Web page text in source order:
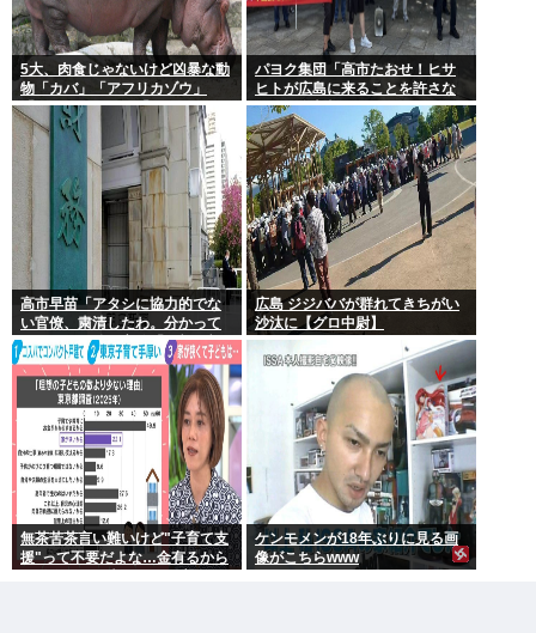
5大、肉食じゃないけど凶暴な動
物「カバ」「アフリカゾウ」
「バッファロー」「コーカサス
オオカブト」
パヨク集団「高市たおせ！ヒサ
ヒトが広島に来ることを許さな
い！天皇制打倒！」
高市早苗「アタシに協力的でな
い官僚、粛清したわ。分かって
るわね？」他の官僚「(ブルブ
ル)」
広島 ジジババが群れてきちがい
沙汰に【グロ中尉】
無茶苦茶言い難いけど"子育て支
援"って不要だよな…金有るから
ケンモメンが18年ぶりに見る画
像がこちらwww